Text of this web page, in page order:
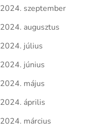
2024. szeptember
2024. augusztus
2024. július
2024. június
2024. május
2024. április
2024. március